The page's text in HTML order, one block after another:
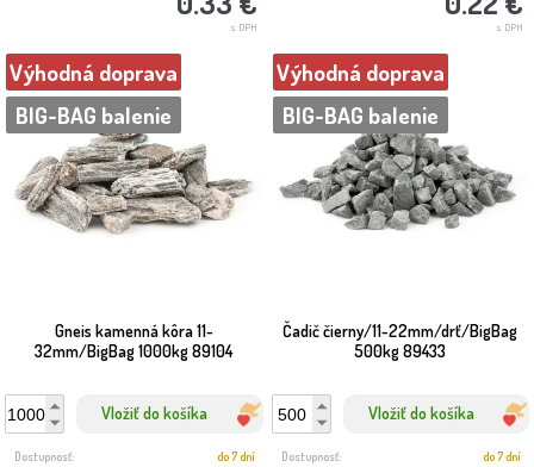
s DPH s DPH
Gneis kamenná kôra 11-
32mm/BigBag 1000kg 89104
Výhodná doprava
BIG-BAG balenie
Vložiť do košíka
Dostupnosť: do 7 dní
Čadič čierny/11-22mm/drť/BigBag
500kg 89433
Výhodná doprava
BIG-BAG balenie
Vložiť do košíka
Dostupnosť: do 7 dní